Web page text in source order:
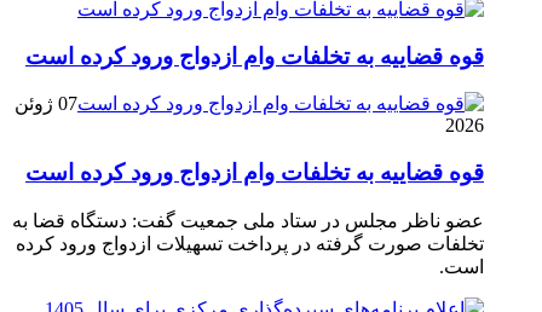
قوه قضاییه به تخلفات وام ازدواج ورود کرده است
07 ژوئن
2026
قوه قضاییه به تخلفات وام ازدواج ورود کرده است
عضو ناظر مجلس در ستاد ملی جمعیت گفت: دستگاه قضا به
تخلفات صورت گرفته در پرداخت تسهیلات ازدواج ورود کرده
است.